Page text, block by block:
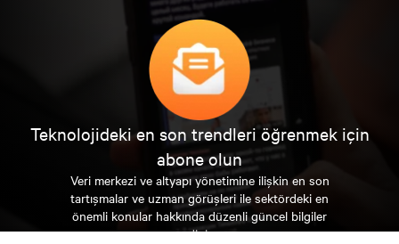
Teknolojideki en son trendleri öğrenmek için
abone olun
Veri merkezi ve altyapı yönetimine ilişkin en son
tartışmalar ve uzman görüşleri ile sektördeki en
önemli konular hakkında düzenli güncel bilgiler
edinin.